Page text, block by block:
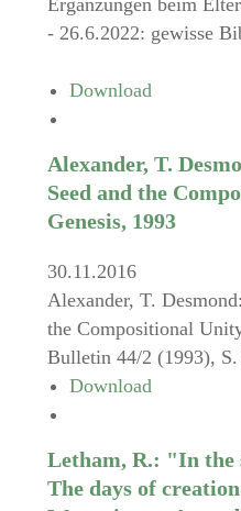
Ergänzungen beim
- 26.6.2022: gewisse
Download
Alexander, T.
Seed and the
Genesis, 1993
30.11.2016
Alexander, T.
the Compositional
Bulletin 44/2 (1993), S.
Download
Letham, R.: "In the
The days of